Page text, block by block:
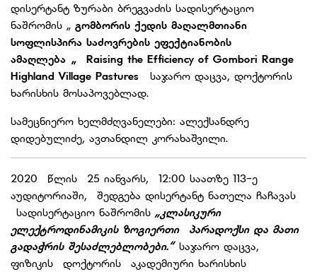
დისერტანტ ზურაბი ბრეგვაძის სადისერტაციო
ნაშრომის „ გომბორის ქედის მაღალმთიანი
სოფლისპირა საძოვრების ეფექტიანობის
ამაღლება „ Raising the Efficiency of Gombori Range
Highland Village Pastures საჯარო დაცვა, დოქტორის
ხარისხის მოსაპოვებლად.
სამეცნიერო ხელმძღვანელები: ალექსანდრე
დიდებულიძე, ავთანდილ კორახაშვილი.
2020 წლის 25 იანვარს, 12:00 საათზე 113-ე
აუდიტორიაში, შედგება დისერტანტ ნათელა ჩაჩავას
სადისერტაციო ნაშრომის „კლასიკური
ელექტროდინამიკის ზოგიერთი პარადოქსი და მათი
გადაჭრის შესაძლებლობები.“ საჯარო დაცვა,
ფიზიკის დოქტორის აკადემიური ხარისხის